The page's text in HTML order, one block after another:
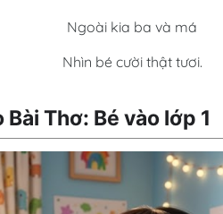
Ngoài kia ba và má
Nhìn bé cười thật tươi.
Thơ: Bé vào lớp 1